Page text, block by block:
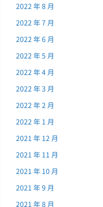
2022 年 8 月
2022 年 7 月
2022 年 6 月
2022 年 5 月
2022 年 4 月
2022 年 3 月
2022 年 2 月
2022 年 1 月
2021 年 12 月
2021 年 11 月
2021 年 10 月
2021 年 9 月
2021 年 8 月